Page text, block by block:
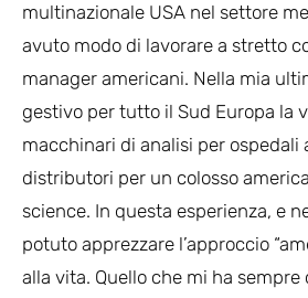
multinazionale USA nel settore
avuto modo di lavorare a stretto
manager americani. Nella mia
gestivo per tutto il Sud Europa la
macchinari di analisi per ospedali
distributori per un colosso
science. In questa esperienza, e
potuto apprezzare l’approccio
alla vita. Quello che mi ha sempre